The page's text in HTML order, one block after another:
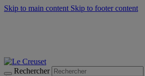
Skip to main content Skip to footer content
Rechercher